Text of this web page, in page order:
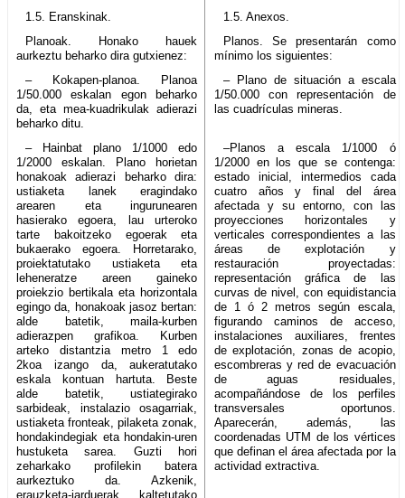
1.5. Eranskinak.
1.5. Anexos.
Planoak. Honako hauek
aurkeztu beharko dira gutxienez:
Planos. Se presentarán como
mínimo los siguientes:
– Kokapen-planoa. Planoa
1/50.000 eskalan egon beharko
da, eta mea-kuadrikulak adierazi
beharko ditu.
– Plano de situación a escala
1/50.000 con representación de
las cuadrículas mineras.
– Hainbat plano 1/1000 edo
1/2000 eskalan. Plano horietan
honakoak adierazi beharko dira:
ustiaketa lanek eragindako
arearen eta ingurunearen
hasierako egoera, lau urteroko
tarte bakoitzeko egoerak eta
bukaerako egoera. Horretarako,
proiektatutako ustiaketa eta
leheneratze areen gaineko
proiekzio bertikala eta horizontala
egingo da, honakoak jasoz bertan:
alde batetik, maila-kurben
adierazpen grafikoa. Kurben
arteko distantzia metro 1 edo
2koa izango da, aukeratutako
eskala kontuan hartuta. Beste
alde batetik, ustiategirako
sarbideak, instalazio osagarriak,
ustiaketa fronteak, pilaketa zonak,
hondakindegiak eta hondakin-uren
hustuketa sarea. Guzti hori
zeharkako profilekin batera
aurkeztuko da. Azkenik,
erauzketa-jarduerak kaltetutako
–Planos a escala 1/1000 ó
1/2000 en los que se contenga:
estado inicial, intermedios cada
cuatro años y final del área
afectada y su entorno, con las
proyecciones horizontales y
verticales correspondientes a las
áreas de explotación y
restauración proyectadas:
representación gráfica de las
curvas de nivel, con equidistancia
de 1 ó 2 metros según escala,
figurando caminos de acceso,
instalaciones auxiliares, frentes
de explotación, zonas de acopio,
escombreras y red de evacuación
de aguas residuales,
acompañándose de los perfiles
transversales oportunos.
Aparecerán, además, las
coordenadas UTM de los vértices
que definan el área afectada por la
actividad extractiva.